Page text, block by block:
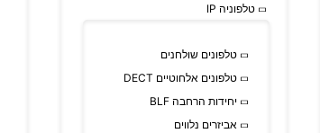
טלפוניה IP
טלפונים שולחנים
טלפונים אלחוטיים DECT
יחידות הרחבה BLF
אביזרים נלווים